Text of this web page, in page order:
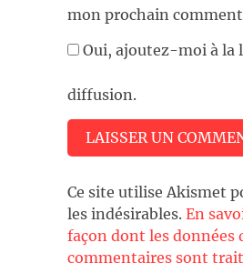
mon prochain
Oui, ajoutez-moi à la
diffusion.
Ce site utilise Akismet
les indésirables. En
façon dont les données
commentaires sont